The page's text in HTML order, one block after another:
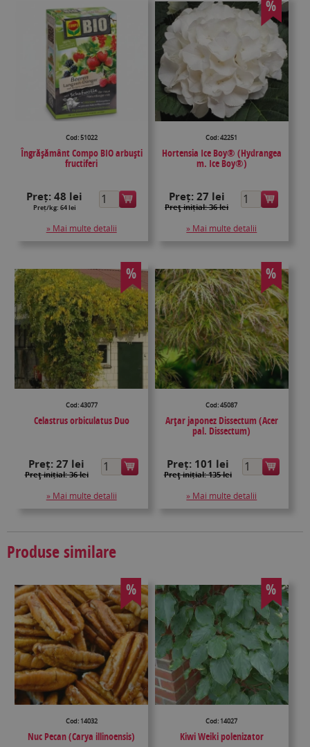
Cod: 51022
Îngrășământ Compo BIO arbuști
fructiferi
Preț:48 lei
Preț/kg: 64 lei
» Mai multe detalii
%
Cod: 42251
Hortensia Ice Boy® (Hydrangea
m. Ice Boy®)
Preț: 27 lei
Preţ inițial: 36 lei
» Mai multe detalii
%
Cod: 43077
Celastrus orbiculatus Duo
Preț:27 lei
Preţ inițial: 36 lei
» Mai multe detalii
%
Cod: 45087
Arțar japonez Dissectum (Acer
pal. Dissectum)
Preț: 101 lei
Preţ inițial: 135 lei
» Mai multe detalii
Produse similare
%
Cod: 14032
Nuc Pecan (Carya illinoensis)
%
Cod: 14027
Kiwi Weiki polenizator